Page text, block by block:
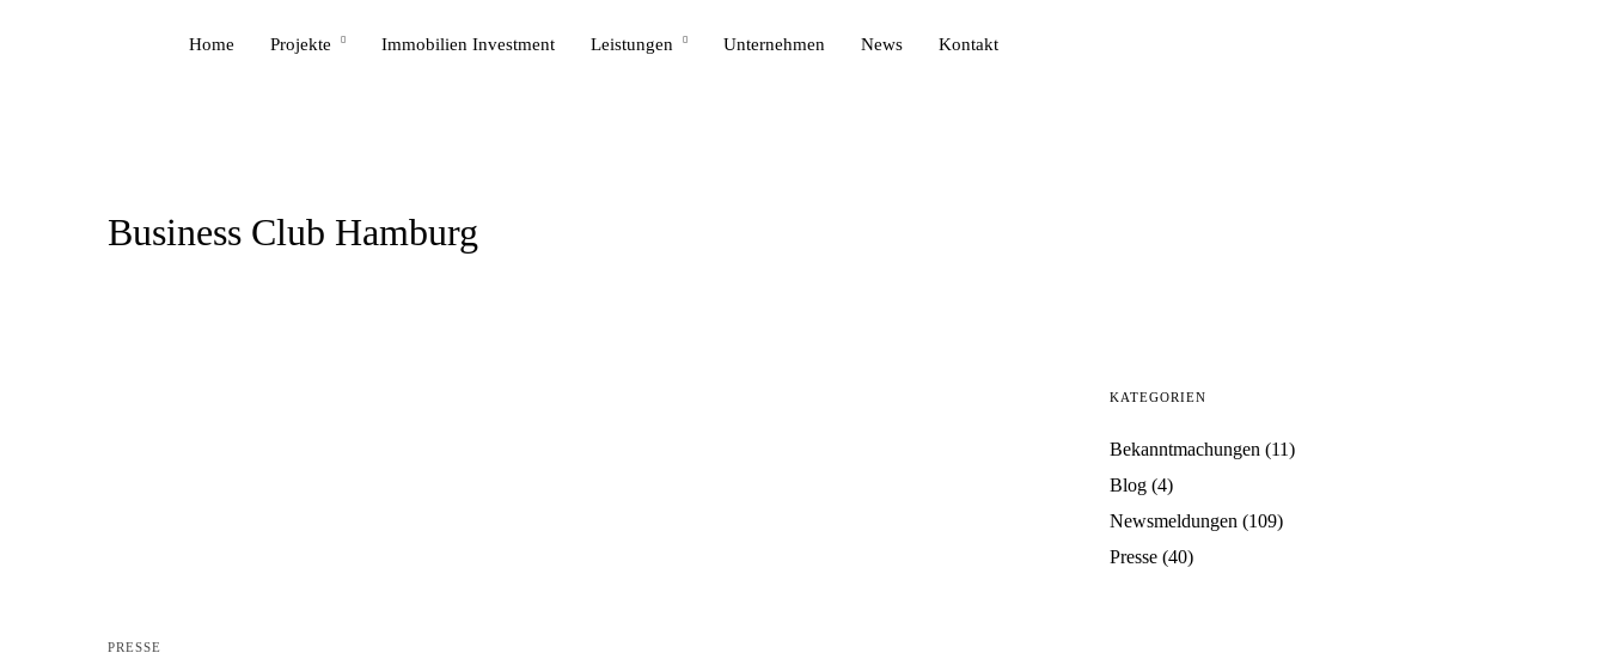
Home Projekte Immobilien Investment Leistungen Unternehmen News Kontakt
Business Club Hamburg
PRESSE
KATEGORIEN
Bekanntmachungen (11)
Blog (4)
Newsmeldungen (109)
Presse (40)